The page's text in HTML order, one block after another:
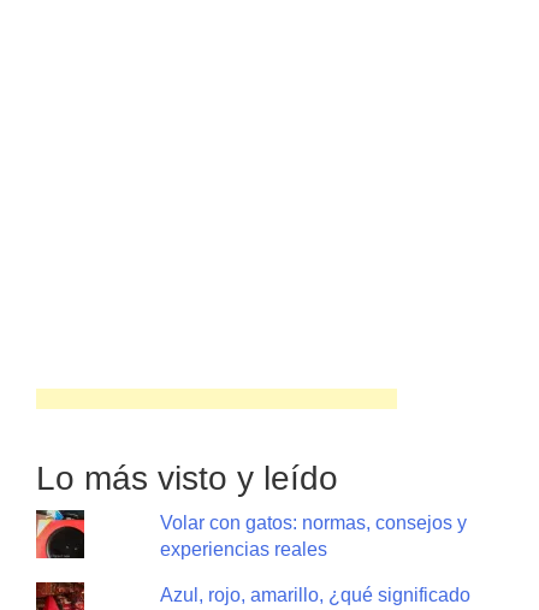
Lo más visto y leído
Volar con gatos: normas, consejos y
experiencias reales
Azul, rojo, amarillo, ¿qué significado